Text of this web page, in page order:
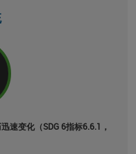
速变化（SDG 6指标6.6.1，